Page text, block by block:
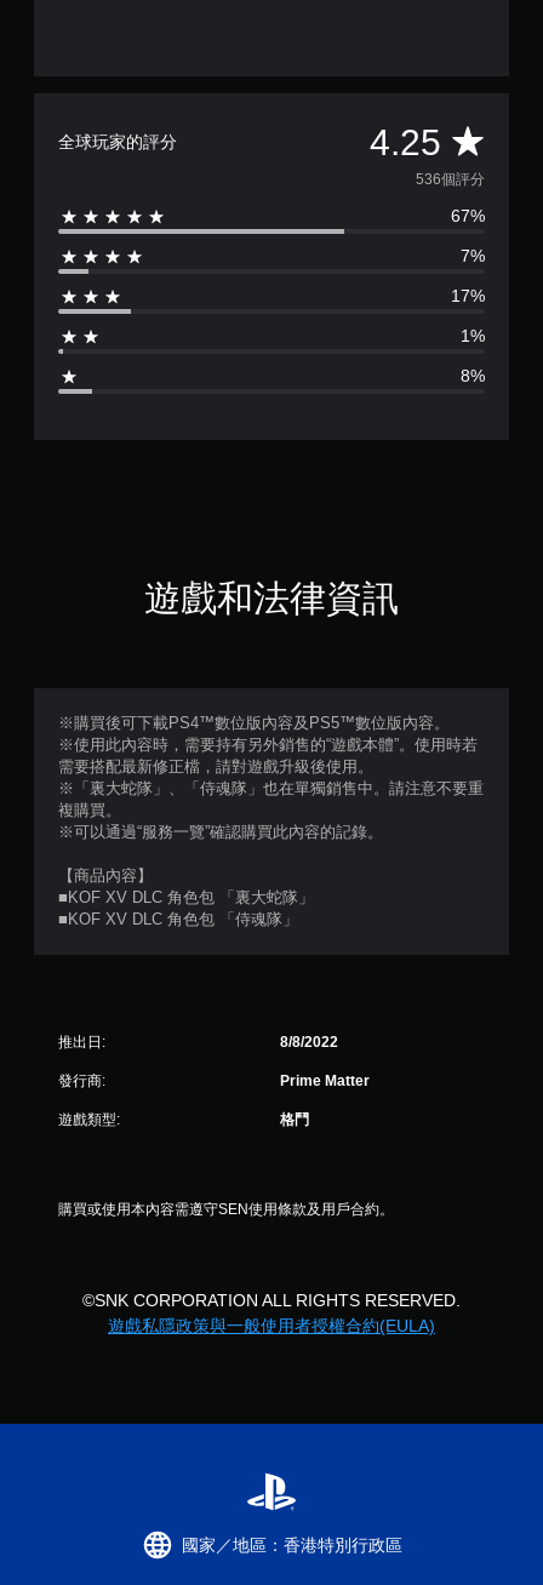
全球玩家的評分 4.25 平
均
評
分
4
2
，
536個評分
67%
7%
17%
1%
8%
遊戲和法律資訊
※購買後可下載PS4™數位版內容及PS5™數位版內容。
※使用此內容時，需要持有另外銷售的“遊戲本體”。使用時若
需要搭配最新修正檔，請對遊戲升級後使用。
※「裏大蛇隊」、「侍魂隊」也在單獨銷售中。請注意不要重
複購買。
※可以通過“服務一覽”確認購買此內容的記錄。
【商品內容】
■KOF XV DLC 角色包 「裏大蛇隊」
■KOF XV DLC 角色包 「侍魂隊」
推出日: 8/8/2022
發行商: Prime Matter
遊戲類型: 格鬥
購買或使用本內容需遵守SEN使用條款及用戶合約。
©SNK CORPORATION ALL RIGHTS RESERVED.
遊戲私隱政策與一般使用者授權合約(EULA)
國家／地區：香港特別行政區